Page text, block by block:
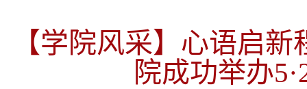
【学院风采】心语启
院成功举办